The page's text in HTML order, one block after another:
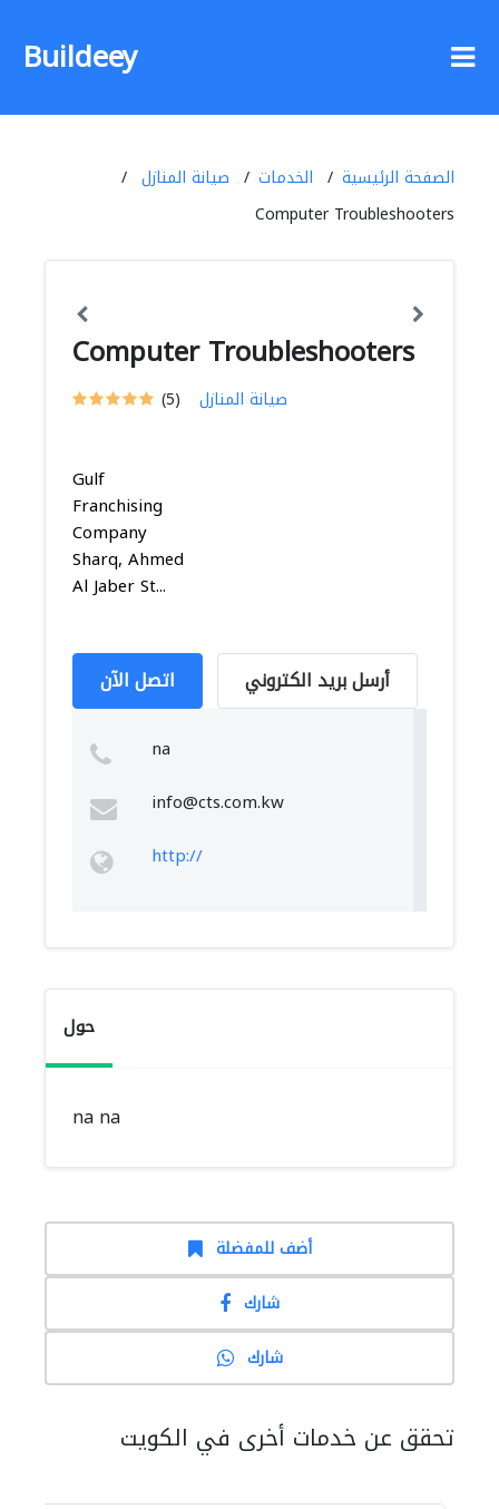
Buildeey
الصفحة الرئيسية الخدمات
صيانة المنازل
Computer Troubleshooters
Computer Troubleshooters
(5) صيانة المنازل
Gulf
Franchising
Company
Sharq, Ahmed
Al Jaber St...
اتصل الآن أرسل بريد الكتروني
na
info@cts.com.kw
http://
حول
na na
أضف للمفضلة
شارك
شارك
تحقق عن خدمات أخرى في الكويت